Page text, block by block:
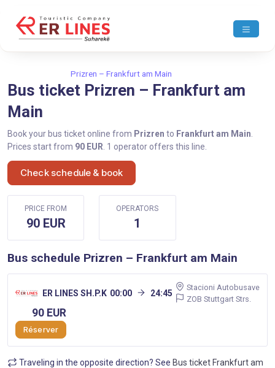
Prizren – Frankfurt am Main
Bus ticket Prizren – Frankfurt am
Main
Book your bus ticket online from Prizren to Frankfurt am Main
Prices start from 90 EUR . 1 operator offers this line.
Check schedule & book
PRICE FROM
90 EUR
OPERATORS
1
Bus schedule Prizren – Frankfurt am Main
ER LINES SH.P.K 00:00 24:45
Stacioni Autobusave
ZOB Stuttgart Strs.
90 EUR
Réserver
Traveling in the opposite direction? See Bus ticket Frankfurt am